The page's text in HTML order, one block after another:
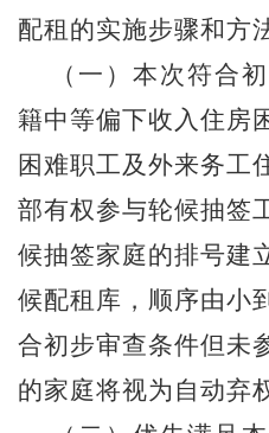
配租的实施步骤和方
（一）本次符合
籍中等偏下收入住房
困难职工及外来务工
部有权参与轮候抽签
候抽签家庭的排号建
候配租库，顺序由小
合初步审查条件但未
的家庭将视为自动弃